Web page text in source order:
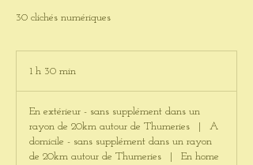
30 clichés numériques
1 h 30 min
m
i
n
En extérieur - sans supplément dans un
rayon de 20km autour de Thumeries
A
domicile - sans supplément dans un rayon
de 20km autour de Thumeries
En home